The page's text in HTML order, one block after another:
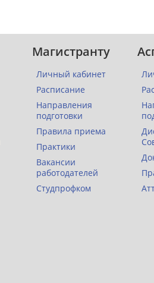
Магистранту
Личный кабинет
Расписание
Направления
подготовки
Правила приема
Практики
Вакансии
работодателей
Студпрофком